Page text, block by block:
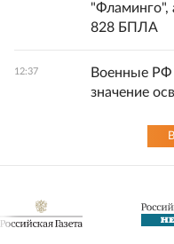
828 БПЛА
12:37
Военные РФ
значение